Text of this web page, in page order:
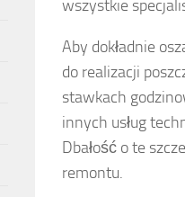
wszystkie
Aby dokładnie
do realizacji
stawkach
innych usług
Dbałość o te
remontu.